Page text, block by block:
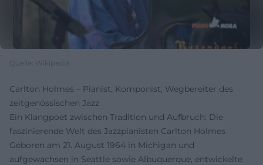
Quelle: Wikipedia
Carlton Holmes – Pianist, Komponist, Wegbereiter des
zeitgenössischen Jazz
Ein Klangpoet zwischen Tradition und Aufbruch: Die
faszinierende Welt des Jazzpianisten Carlton Holmes
Geboren am 21. August 1964 in Michigan und
aufgewachsen in Seattle sowie Albuquerque, entwickelte